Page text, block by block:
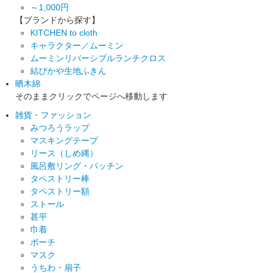
～1,000円
【ブランドから探す】
KITCHEN to cloth
キャラクター／ムーミン
ムーミンリバーシブルランチクロス
結びかや生地ふきん
晒木綿
そのままクリックでページへ移動します
雑貨・ファッション
みつろうラップ
マスキングテープ
リース（しめ縄）
風呂敷リング・パッチン
タペストリー棒
タペストリー額
ストール
甚平
巾着
ポーチ
マスク
うちわ・扇子